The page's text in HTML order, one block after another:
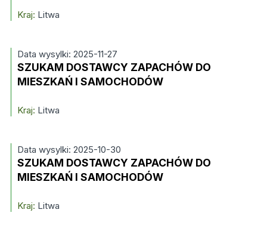
Kraj: Litwa
Data wysylki: 2025-11-27
SZUKAM DOSTAWCY ZAPACHÓW DO
MIESZKAŃ I SAMOCHODÓW
Kraj: Litwa
Data wysylki: 2025-10-30
SZUKAM DOSTAWCY ZAPACHÓW DO
MIESZKAŃ I SAMOCHODÓW
Kraj: Litwa